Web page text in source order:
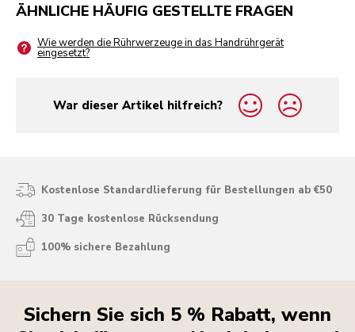
ÄHNLICHE HÄUFIG GESTELLTE FRAGEN
Wie werden die Rührwerzeuge in das Handrührgerät
eingesetzt?
War dieser Artikel hilfreich?
yes
no
Kostenlose Standardlieferung für Bestellungen ab €50
30 Tage kostenlose Rücksendung
100% sichere Bezahlung
Sichern Sie sich 5 % Rabatt, wenn